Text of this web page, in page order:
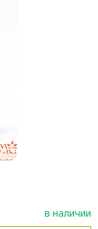
в наличии